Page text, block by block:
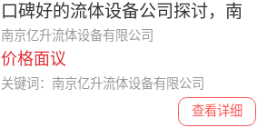
口碑好的流体设备公司探讨，南
京亿升流体设备服务靠谱吗揭晓
南京亿升流体设备有限公司
价格面议
查看详细
关键词：南京亿升流体设备有限公司